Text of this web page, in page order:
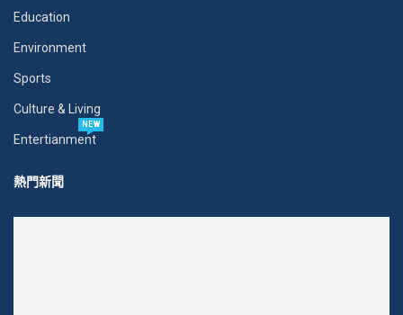
Education
Environment
Sports
Culture & Living
Entertianment
NEW
熱門新聞